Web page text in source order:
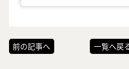
前の記事へ 一覧へ戻